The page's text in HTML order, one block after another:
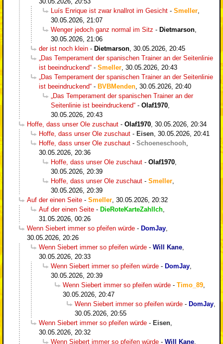
Luís Enrique ist zwar knallrot im Gesicht - Smeller
30.05.2026, 21:07
Wenger jedoch ganz normal im Sitz - Dietmarson
30.05.2026, 21:06
der ist noch klein - Dietmarson 30.05.2026, 20:45
„Das Temperament der spanischen Trainer an der Seitenlinie
ist beeindruckend“ - Smeller 30.05.2026, 20:43
„Das Temperament der spanischen Trainer an der Seitenlinie
ist beeindruckend“ - BVBMenden 30.05.2026, 20:40
„Das Temperament der spanischen Trainer an der
Seitenlinie ist beeindruckend“ - Olaf1970
30.05.2026, 20:43
Hoffe, dass unser Ole zuschaut - Olaf1970 30.05.2026, 20:34
Hoffe, dass unser Ole zuschaut - Eisen 30.05.2026, 20:41
Hoffe, dass unser Ole zuschaut - Schoeneschooh
30.05.2026, 20:36
Hoffe, dass unser Ole zuschaut - Olaf1970
30.05.2026, 20:39
Hoffe, dass unser Ole zuschaut - Smeller
30.05.2026, 20:39
Auf der einen Seite - Smeller 30.05.2026, 20:32
Auf der einen Seite - DieRoteKarteZahlIch
31.05.2026, 00:26
Wenn Siebert immer so pfeifen würde - DomJay
30.05.2026, 20:26
Wenn Siebert immer so pfeifen würde - Will Kane
30.05.2026, 20:33
Wenn Siebert immer so pfeifen würde - DomJay
30.05.2026, 20:39
Wenn Siebert immer so pfeifen würde - Timo_89
30.05.2026, 20:47
Wenn Siebert immer so pfeifen würde - DomJay
30.05.2026, 20:55
Wenn Siebert immer so pfeifen würde - Eisen
30.05.2026, 20:32
Wenn Siebert immer so pfeifen würde - Will Kane